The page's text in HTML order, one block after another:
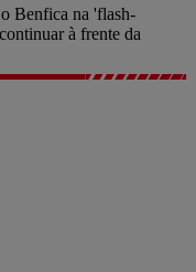
Benfica na 'flash-
à frente da